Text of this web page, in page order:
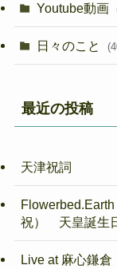
Youtube動画
日々のこと
最近の投稿
天津祝詞
祝） 天皇誕生
Live at 麻心鎌